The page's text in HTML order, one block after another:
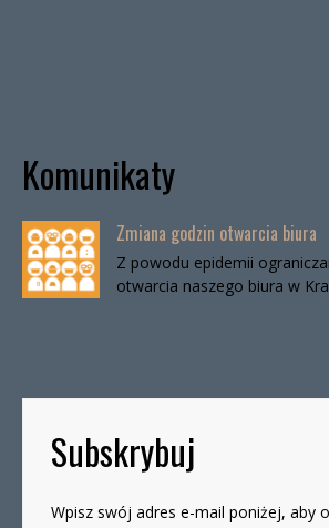
Komunikaty
Zmiana godzin otwarcia biura
Z powodu epidemii
otwarcia naszego biura w
Subskrybuj
Wpisz swój adres e-mail poniżej, aby